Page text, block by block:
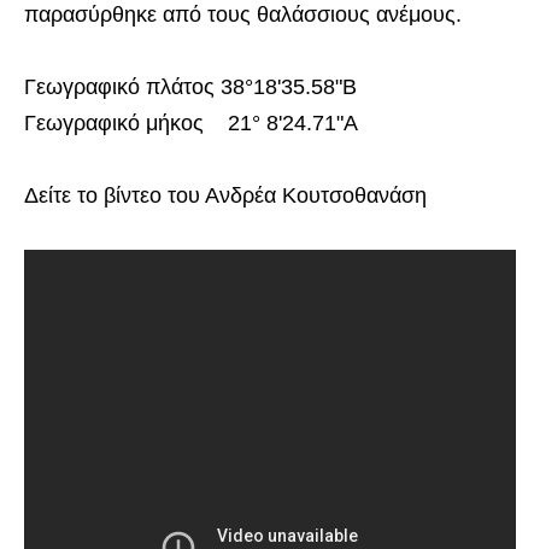
παρασύρθηκε από τους θαλάσσιους ανέμους.
Γεωγραφικό πλάτος 38°18'35.58"Β
Γεωγραφικό μήκος 21° 8'24.71"Α
Δείτε το βίντεο του Ανδρέα Κουτσοθανάση